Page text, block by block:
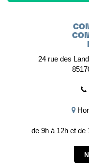
24 rue des
de 9h à 12h et de